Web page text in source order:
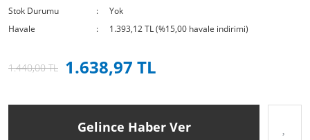
Stok Durumu
Yok
Havale
1.393,12 TL (%15,00 havale indirimi)
1.440,00 TL 1.638,97 TL
Gelince Haber Ver